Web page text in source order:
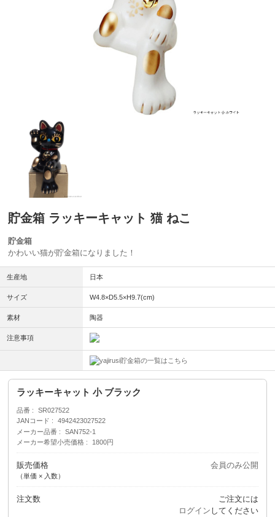
貯金箱 ラッキーキャット 猫 ねこ
貯金箱
かわいい猫が貯金箱になりました！
生産地 日本
サイズ W4.8×D5.5×H9.7(cm)
素材 陶器
注意事項
貯金箱の一覧はこちら
ラッキーキャット 小 ブラック
品番
SR027522
JANコード
4942423027522
メーカー品番
SAN752-1
メーカー希望小売価格
1800円
販売価格
（単価 × 入数）
会員のみ公開
注文数
ご注文には
ログイン してください